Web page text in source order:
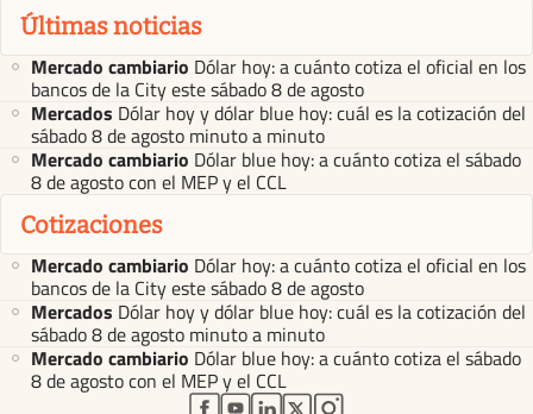
Últimas noticias
Mercado cambiario Dólar hoy: a cuánto cotiza el oficial en los
bancos de la City este sábado 8 de agosto
Mercados Dólar hoy y dólar blue hoy: cuál es la cotización del
sábado 8 de agosto minuto a minuto
Mercado cambiario Dólar blue hoy: a cuánto cotiza el sábado
8 de agosto con el MEP y el CCL
Cotizaciones
Mercado cambiario Dólar hoy: a cuánto cotiza el oficial en los
bancos de la City este sábado 8 de agosto
Mercados Dólar hoy y dólar blue hoy: cuál es la cotización del
sábado 8 de agosto minuto a minuto
Mercado cambiario Dólar blue hoy: a cuánto cotiza el sábado
8 de agosto con el MEP y el CCL
abre en nueva pestaña
abre en nueva pestaña
abre en nueva pestaña
abre en nueva pestaña
abre en nueva pestaña